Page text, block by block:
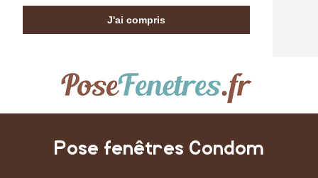
J'ai compris
Pose fenêtres Condom